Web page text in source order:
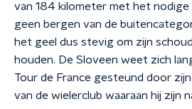
van 184 kilometer met het nodige
geen bergen van de
het geel dus stevig om zijn
houden. De Sloveen weet zich
Tour de France gesteund door
van de wielerclub waaraan hij zijn